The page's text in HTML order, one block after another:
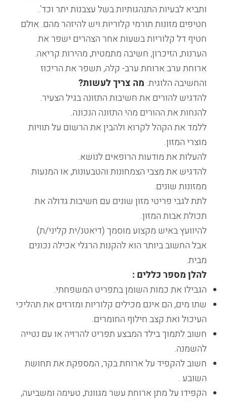
ותביא לבעיות התנהגותיות בשל עצבנות יתר וכד'.
חטיפים מזונות תורמי קלוריות ויש להיזהר מהם. אולם
חטיף דל קלוריות בשעות אחר הצהרים ישפר את
הערנות, הזיכרון, חשיבה מתמטית, מהירות קריאה.
ארוחת ערב ארוחת ערב- קלה, תשפר את הריכוז
והחשיבה הלוגית. מה צריך לעשות?
להדגיש להורים את חשיבות התזונה בגיל הצעיר.
להנחות את ההורים מהי התזונה הנכונה.
ללמד את הקהל לקרוא ולהבין את הרשום על תוויות
מוצרי המזון.
להעלות את מודעות הרופאים לנושא.
להדגיש את מצבי הצמחונות והטבעונות, או המנעות
ממזונות שונים.
לתת לגבי פריטי מזון שונים עם חשיבות גדולה את
תכולת אבות המזון.
להיוועץ באיש מקצוע מוסמך (דיאטנ/ית קליני/ת)
אבל החשוב ביותר הוא להקנות הרגלי אכילה נכונים
מבית.
להלן מספר כללים :
הגבילו את כמות השומן בתפריט המשפחתי.
שתו מים, הם אינם מכילים קלוריות ומזרזים את תהליכי
העיכול ואת קצב חילוף החומרים.
חשוב לתמוך בילד המבצע תפריט להרזיה או עם נטייה
להשמנה.
חשוב להקפיד על ארוחת בקר, המספקת את תחושת
השובע .
הקפידו על מתן ארוחת עשר מגוונת, טעימה ומשביעה,